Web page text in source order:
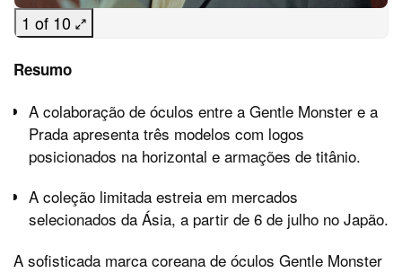
1 of 10
Resumo
A colaboração de óculos entre a Gentle Monster e a
Prada apresenta três modelos com logos
posicionados na horizontal e armações de titânio.
A coleção limitada estreia em mercados
selecionados da Ásia, a partir de 6 de julho no Japão.
A sofisticada marca coreana de óculos Gentle Monster